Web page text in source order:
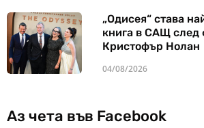
„Одисея“ става
книга в САЩ след
Кристофър Нолан
04/08/2026
Аз чета във Facebook